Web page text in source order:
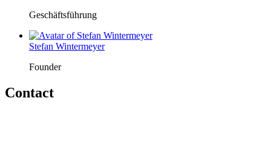
Geschäftsführung
Stefan Wintermeyer
Founder
Contact